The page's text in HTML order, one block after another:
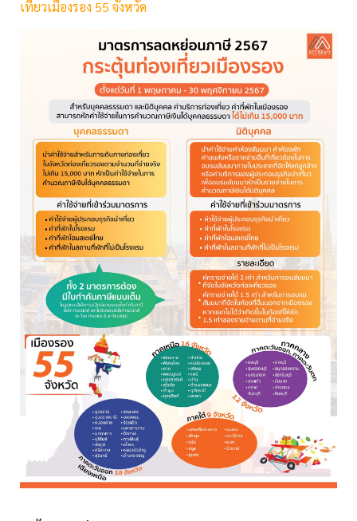
เที่ยวเมืองรอง 55 จังหวัด